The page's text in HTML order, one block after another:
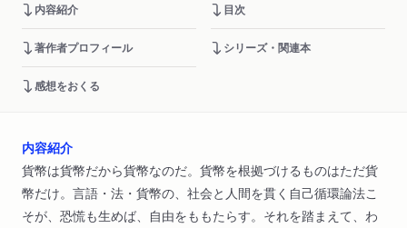
内容紹介 目次
著作者プロフィール シリーズ・関連本
感想をおくる
内容紹介
貨幣は貨幣だから貨幣なのだ。貨幣を根拠づけるものはただ貨
幣だけ。言語・法・貨幣の、社会と人間を貫く自己循環論法こ
そが、恐慌も生めば、自由をももたらす。それを踏まえて、わ